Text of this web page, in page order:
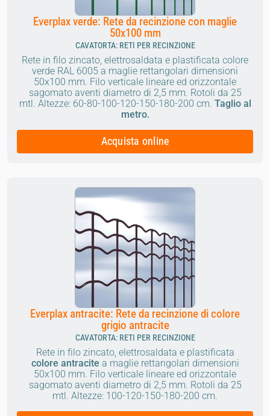
Everplax verde: Rete da recinzione con maglie
50x100 mm
CAVATORTA: RETI PER RECINZIONE
Rete in filo zincato, elettrosaldata e plastificata colore
verde RAL 6005 a maglie rettangolari dimensioni
50x100 mm. Filo verticale lineare ed orizzontale
sagomato aventi diametro di 2,5 mm. Rotoli da 25
mtl. Altezze: 60-80-100-120-150-180-200 cm. Taglio al
metro.
Acquista online
Everplax antracite: Rete da recinzione di colore
grigio antracite
CAVATORTA: RETI PER RECINZIONE
Rete in filo zincato, elettrosaldata e plastificata
colore antracite a maglie rettangolari dimensioni
50x100 mm. Filo verticale lineare ed orizzontale
sagomato aventi diametro di 2,5 mm. Rotoli da 25
mtl. Altezze: 100-120-150-180-200 cm.